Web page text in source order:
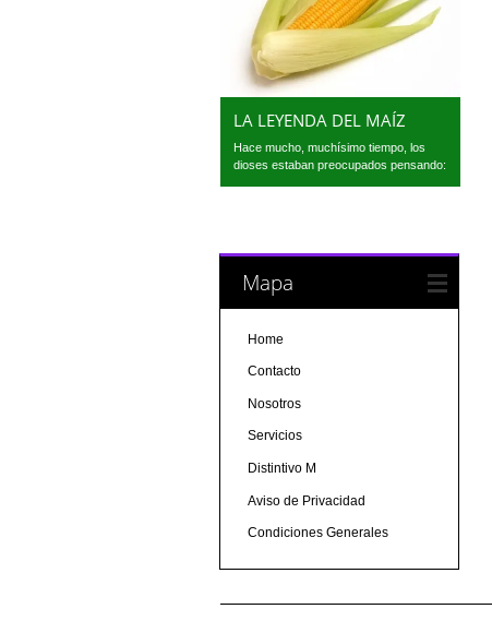
LA LEYENDA DEL MAÍZ
Hace mucho, muchísimo tiempo, los
dioses estaban preocupados pensando:
Mapa
Home
Contacto
Nosotros
Servicios
Distintivo M
Aviso de Privacidad
Condiciones Generales